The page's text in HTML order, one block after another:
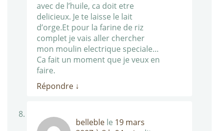
avec de l’huile, ca doit etre
delicieux. Je te laisse le lait
d’orge.Et pour la farine de riz
complet je vais aller chercher
mon moulin electrique speciale…
Ca fait un moment que je veux en
faire.
Répondre ↓
belleble le 19 mars